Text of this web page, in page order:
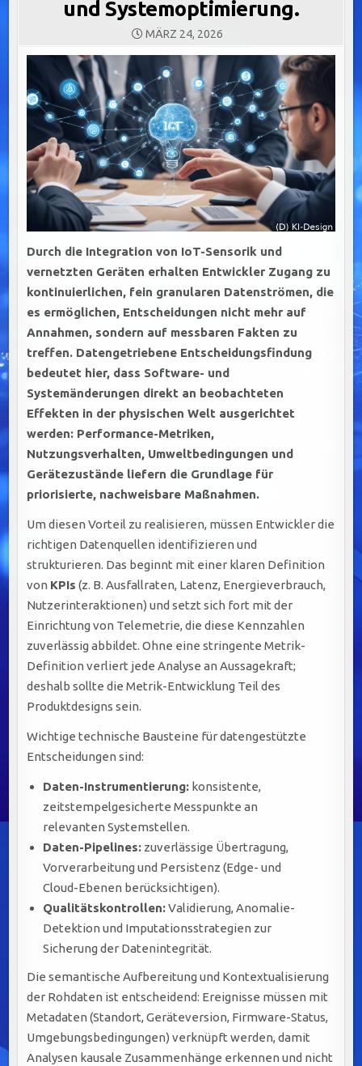
und Systemoptimierung.
MÄRZ 24, 2026
Durch die Integration von IoT-Sensorik und
vernetzten Geräten erhalten Entwickler Zugang zu
kontinuierlichen, fein granularen Datenströmen, die
es ermöglichen, Entscheidungen nicht mehr auf
Annahmen, sondern auf messbaren Fakten zu
treffen. Datengetriebene Entscheidungsfindung
bedeutet hier, dass Software- und
Systemänderungen direkt an beobachteten
Effekten in der physischen Welt ausgerichtet
werden: Performance-Metriken,
Nutzungsverhalten, Umweltbedingungen und
Gerätezustände liefern die Grundlage für
priorisierte, nachweisbare Maßnahmen.
Um diesen Vorteil zu realisieren, müssen Entwickler die
richtigen Datenquellen identifizieren und
strukturieren. Das beginnt mit einer klaren Definition
von KPIs (z. B. Ausfallraten, Latenz, Energieverbrauch,
Nutzerinteraktionen) und setzt sich fort mit der
Einrichtung von Telemetrie, die diese Kennzahlen
zuverlässig abbildet. Ohne eine stringente Metrik-
Definition verliert jede Analyse an Aussagekraft;
deshalb sollte die Metrik-Entwicklung Teil des
Produktdesigns sein.
Wichtige technische Bausteine für datengestützte
Entscheidungen sind:
Daten-Instrumentierung: konsistente,
zeitstempelgesicherte Messpunkte an
relevanten Systemstellen.
Daten-Pipelines: zuverlässige Übertragung,
Vorverarbeitung und Persistenz (Edge- und
Cloud-Ebenen berücksichtigen).
Qualitätskontrollen:Validierung, Anomalie-
Detektion und Imputationsstrategien zur
Sicherung der Datenintegrität.
Die semantische Aufbereitung und Kontextualisierung
der Rohdaten ist entscheidend: Ereignisse müssen mit
Metadaten (Standort, Geräteversion, Firmware-Status,
Umgebungsbedingungen) verknüpft werden, damit
Analysen kausale Zusammenhänge erkennen und nicht